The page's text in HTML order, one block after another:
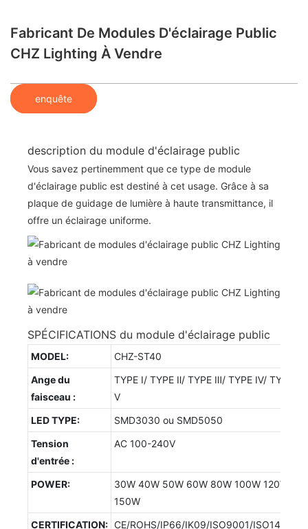
Fabricant De Modules D'éclairage Public
CHZ Lighting À Vendre
enquête
description du module d'éclairage public
Vous savez pertinemment que ce type de module
d'éclairage public est destiné à cet usage. Grâce à sa
plaque de guidage de lumière à haute transmittance, il
offre un éclairage uniforme.
SPÉCIFICATIONS du module d'éclairage public
MODEL:
CHZ-ST40
Ange du
faisceau :
TYPE Ⅰ/ TYPE Ⅱ/ TYPE Ⅲ/ TYPE Ⅳ/ TYPE
Ⅴ
LED TYPE:
SMD3030 ou SMD5050
Tension
d'entrée :
AC 100-240V
POWER:
30W 40W 50W 60W 80W 100W 120W
150W
CERTIFICATION: CE/ROHS/IP66/IK09/ISO9001/ISO14001/